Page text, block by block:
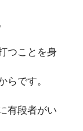
つことを身
です。
有段者がい